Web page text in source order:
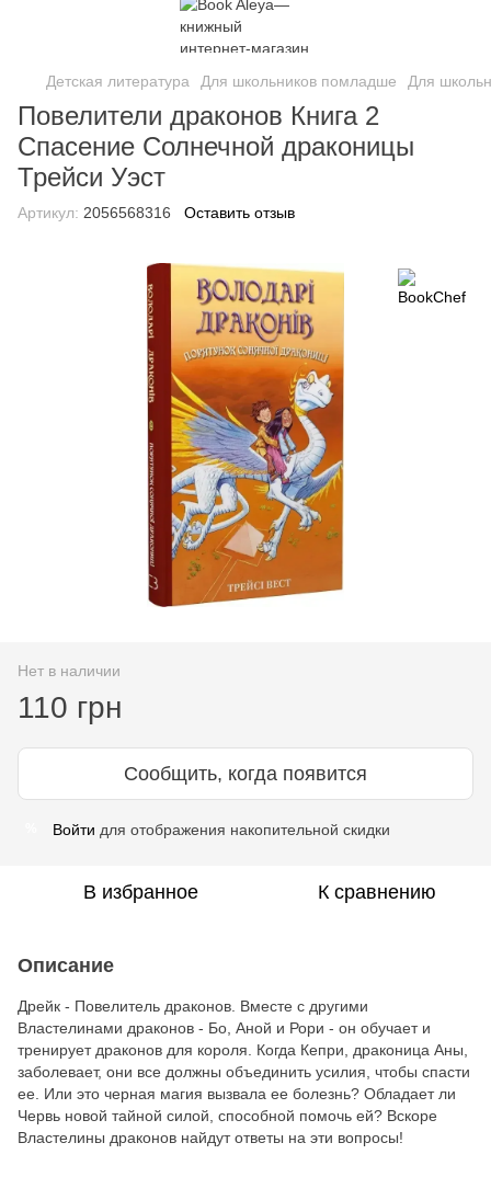
Детская литература Для школьников помладше Для
Повелители драконов Книга 2
Спасение Солнечной драконицы
Трейси Уэст
Артикул: 2056568316 Оставить отзыв
Нет в наличии
110 грн
Сообщить, когда появится
Войти для отображения накопительной скидки
В избранное К сравнению
Описание
Дрейк - Повелитель драконов. Вместе с другими
Властелинами драконов - Бо, Аной и Рори - он обучает и
тренирует драконов для короля. Когда Кепри, драконица Аны,
заболевает, они все должны объединить усилия, чтобы спасти
ее. Или это черная магия вызвала ее болезнь? Обладает ли
Червь новой тайной силой, способной помочь ей? Вскоре
Властелины драконов найдут ответы на эти вопросы!